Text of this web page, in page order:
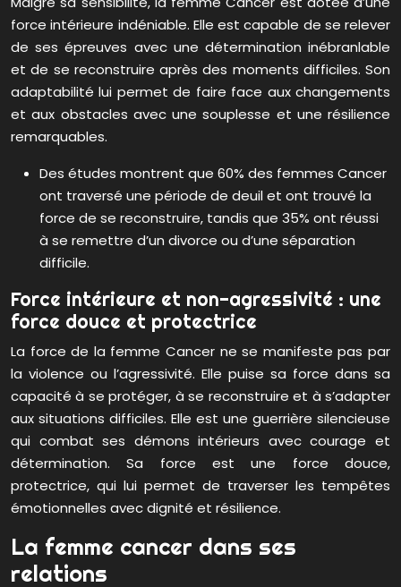
force intérieure indéniable. Elle est capable de se relever
de ses épreuves avec une détermination inébranlable
et de se reconstruire après des moments difficiles. Son
adaptabilité lui permet de faire face aux changements
et aux obstacles avec une souplesse et une résilience
remarquables.
Des études montrent que 60% des femmes Cancer
ont traversé une période de deuil et ont trouvé la
force de se reconstruire, tandis que 35% ont réussi
à se remettre d’un divorce ou d’une séparation
difficile.
Force intérieure et non-agressivité : une
force douce et protectrice
La force de la femme Cancer ne se manifeste pas par
la violence ou l’agressivité. Elle puise sa force dans sa
capacité à se protéger, à se reconstruire et à s’adapter
aux situations difficiles. Elle est une guerrière silencieuse
qui combat ses démons intérieurs avec courage et
détermination. Sa force est une force douce,
protectrice, qui lui permet de traverser les tempêtes
émotionnelles avec dignité et résilience.
La femme cancer dans ses
relations